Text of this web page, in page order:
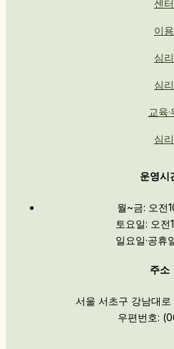
센
이
심
심
교육
심
운영시
월~금: 오전
토요일: 오전
일요일·공휴
주소
서울 서초구 강남대
우편번호: